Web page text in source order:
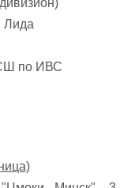
2026 г., г. Гомель, ул.
27-29 марта 2026 г., г.
Лида
по ИВС